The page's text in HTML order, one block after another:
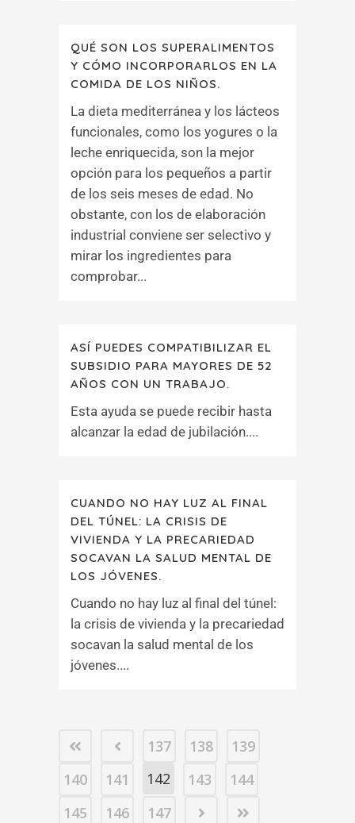
QUÉ SON LOS SUPERALIMENTOS
Y CÓMO INCORPORARLOS EN LA
COMIDA DE LOS NIÑOS.
La dieta mediterránea y los lácteos
funcionales, como los yogures o la
leche enriquecida, son la mejor
opción para los pequeños a partir
de los seis meses de edad. No
obstante, con los de elaboración
industrial conviene ser selectivo y
mirar los ingredientes para
comprobar...
ASÍ PUEDES COMPATIBILIZAR EL
SUBSIDIO PARA MAYORES DE 52
AÑOS CON UN TRABAJO.
Esta ayuda se puede recibir hasta
alcanzar la edad de jubilación....
CUANDO NO HAY LUZ AL FINAL
DEL TÚNEL: LA CRISIS DE
VIVIENDA Y LA PRECARIEDAD
SOCAVAN LA SALUD MENTAL DE
LOS JÓVENES.
Cuando no hay luz al final del túnel:
la crisis de vivienda y la precariedad
socavan la salud mental de los
jóvenes....
137 138
139
140
141 142 143
144
145
146 147